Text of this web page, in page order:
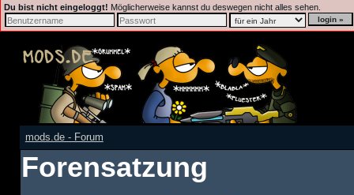
Du bist nicht eingeloggt! Möglicherweise kannst du deswegen nicht alles sehen.
mods.de - Forum
Forensatzung